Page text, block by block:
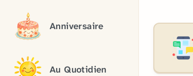
Anniversaire
Au Quotidien